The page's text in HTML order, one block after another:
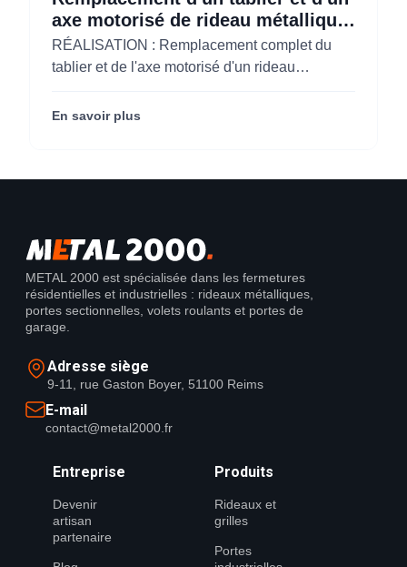
axe motorisé de rideau métallique
pour M'CHADAL (Optical Center)
(95)
RÉALISATION : Remplacement complet du
tablier et de l'axe motorisé d'un rideau
Center) (95290).
En savoir plus
METAL 2000 est spécialisée dans les fermetures
résidentielles et industrielles : rideaux métalliques,
portes sectionnelles, volets roulants et portes de
garage.
Adresse siège
9-11, rue Gaston Boyer, 51100 Reims
E-mail
contact@metal2000.fr
Entreprise
Devenir
artisan
partenaire
Produits
Rideaux et
grilles
Portes